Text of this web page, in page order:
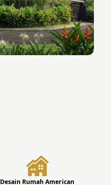
Desain Rumah American